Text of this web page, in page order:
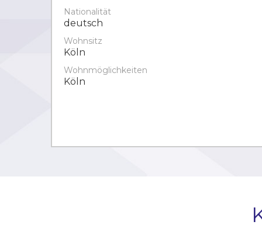
Nationalität
deutsch
Wohnsitz
Köln
Wohnmöglichkeiten
Köln